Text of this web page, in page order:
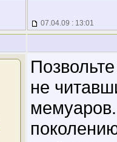
07.04.09 : 13:01
не